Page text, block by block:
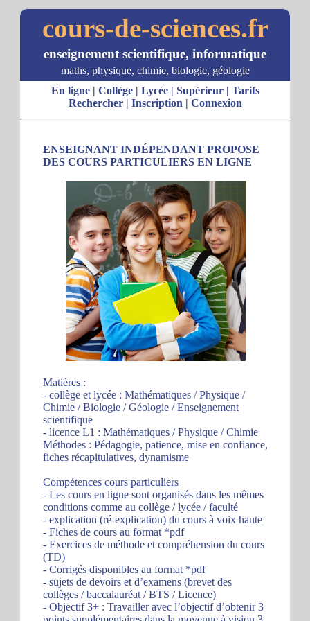
cours-de-sciences.fr
enseignement scientifique, informatique
maths, physique, chimie, biologie, géologie
En ligne| Collège| Lycée| Supérieur| Tarifs
Rechercher| Inscription | Connexion
ENSEIGNANT INDÉPENDANT PROPOSE
DES COURS PARTICULIERS EN LIGNE
Matières :
- collège et lycée : Mathématiques / Physique /
Chimie / Biologie / Géologie / Enseignement
scientifique
- licence L1 : Mathématiques / Physique / Chimie
Méthodes : Pédagogie, patience, mise en confiance,
fiches récapitulatives, dynamisme
Compétences cours particuliers
- Les cours en ligne sont organisés dans les mêmes
conditions comme au collège / lycée / faculté
- explication (ré-explication) du cours à voix haute
- Fiches de cours au format *pdf
- Exercices de méthode et compréhension du cours
(TD)
- Corrigés disponibles au format *pdf
- sujets de devoirs et d’examens (brevet des
collèges / baccalauréat / BTS / Licence)
- Objectif 3+ : Travailler avec l’objectif d’obtenir 3